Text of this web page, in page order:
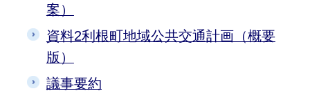
案）
資料2利根町地域公共交通計画（概要
版）
議事要約